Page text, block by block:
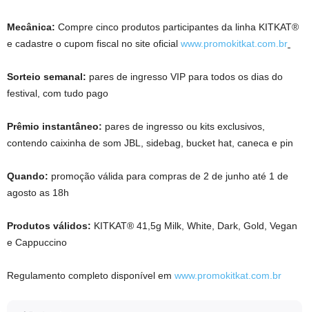
Mecânica: Compre cinco produtos participantes da linha KITKAT®
e cadastre o cupom fiscal no site oficial www.promokitkat.com.br
Sorteio semanal: pares de ingresso VIP para todos os dias do
festival, com tudo pago
Prêmio instantâneo: pares de ingresso ou kits exclusivos,
contendo caixinha de som JBL, sidebag, bucket hat, caneca e pin
Quando: promoção válida para compras de 2 de junho até 1 de
agosto as 18h
Produtos válidos: KITKAT® 41,5g Milk, White, Dark, Gold, Vegan
e Cappuccino
Regulamento completo disponível em www.promokitkat.com.br